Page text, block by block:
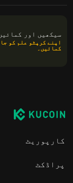
سیکھیں اور
اپنے کرپٹو علم کو
کمائیں۔
کارپوریٹ
پراڈکٹ